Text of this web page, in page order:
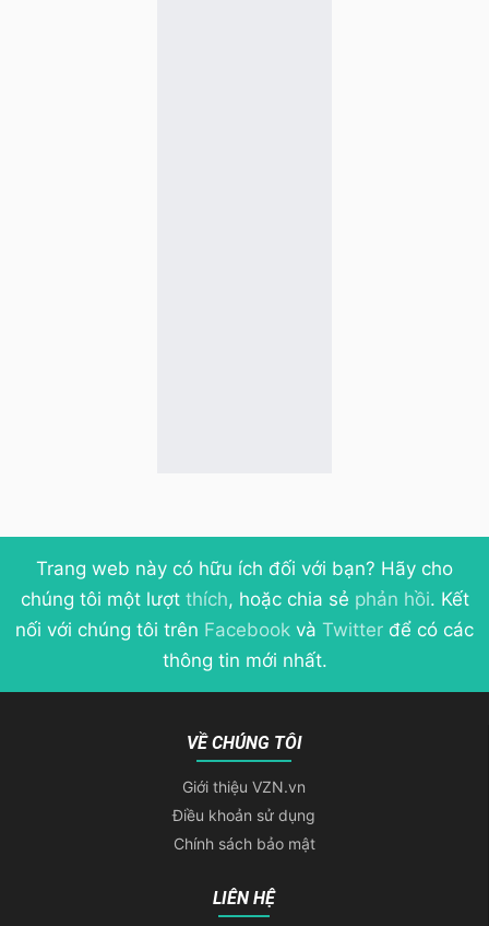
Trang web này có hữu ích đối với bạn? Hãy cho
chúng tôi một lượt thích, hoặc chia sẻ phản hồi. Kết
nối với chúng tôi trên Facebook và Twitter để có các
thông tin mới nhất.
VỀ CHÚNG TÔI
Giới thiệu VZN.vn
Điều khoản sử dụng
Chính sách bảo mật
LIÊN HỆ